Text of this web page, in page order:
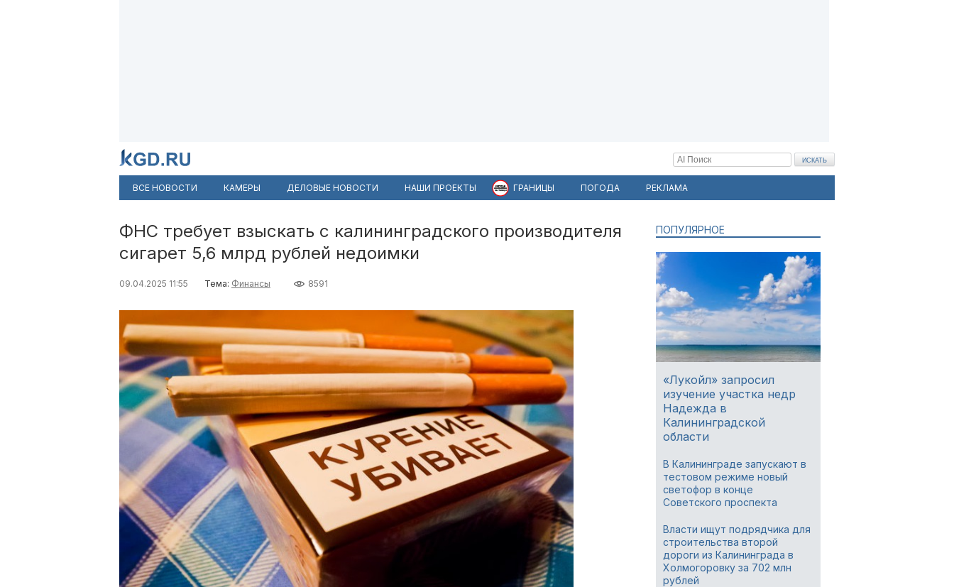
ВСЕ НОВОСТИ КАМЕРЫ ДЕЛОВЫЕ НОВОСТИ НАШИ ПРОЕКТЫ ГРАНИЦЫ ПОГОДА РЕКЛАМА
ФНС требует взыскать с калининградского производителя
сигарет 5,6 млрд рублей недоимки
09.04.2025 11:55 Тема: Финансы 8591
ПОПУЛЯРНОЕ
«Лукойл» запросил
изучение участка недр
Надежда в
Калининградской
области
В Калининграде запускают в
тестовом режиме новый
светофор в конце
Советского проспекта
Власти ищут подрядчика для
строительства второй
дороги из Калининграда в
Холмогоровку за 702 млн
рублей